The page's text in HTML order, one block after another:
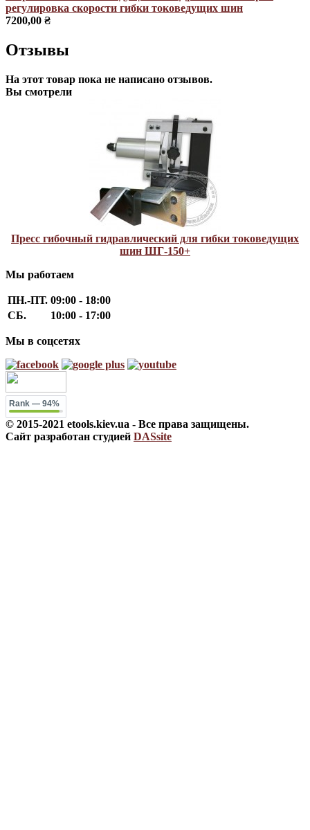
регулировка скорости гибки токоведущих шин
7200,00 ₴
Отзывы
На этот товар пока не написано отзывов.
Вы смотрели
Пресс гибочный гидравлический для гибки токоведущих
шин ШГ-150+
Мы работаем
ПН.-ПТ. 09:00 - 18:00
СБ.
10:00 - 17:00
Мы в соцсетях
Rank — 94%
© 2015-2021 etools.kiev.ua - Все права защищены.
Сайт разработан студией DASsite